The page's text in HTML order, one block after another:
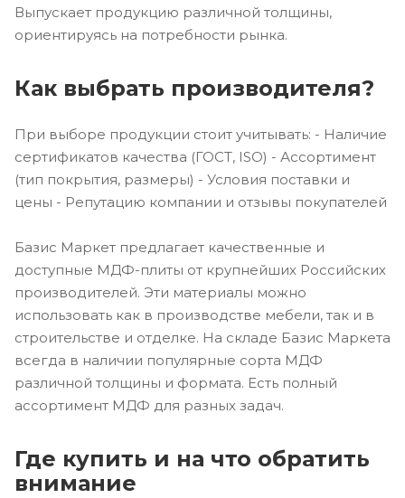
Выпускает продукцию различной толщины,
ориентируясь на потребности рынка.
Как выбрать производителя?
При выборе продукции стоит учитывать: - Наличие
сертификатов качества (ГОСТ, ISO) - Ассортимент
(тип покрытия, размеры) - Условия поставки и
цены - Репутацию компании и отзывы покупателей
Базис Маркет предлагает качественные и
доступные МДФ-плиты от крупнейших Российских
производителей. Эти материалы можно
использовать как в производстве мебели, так и в
строительстве и отделке. На складе Базис Маркета
всегда в наличии популярные сорта МДФ
различной толщины и формата. Есть полный
ассортимент МДФ для разных задач.
Где купить и на что обратить
внимание